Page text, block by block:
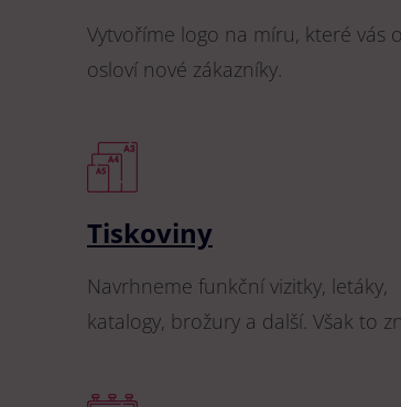
Vytvoříme logo na míru, které vás
osloví nové zákazníky.
Tiskoviny
Navrhneme funkční vizitky, letáky,
katalogy, brožury a další. Však to